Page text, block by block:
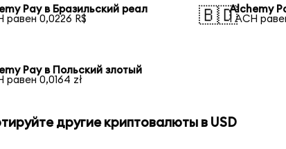
Pay в Бразильский реал
равен 0,0226 R$
🇧🇩Alchemy
1 ACH
Pay в Польский злотый
равен 0,0164 zł
другие криптовалюты в USD